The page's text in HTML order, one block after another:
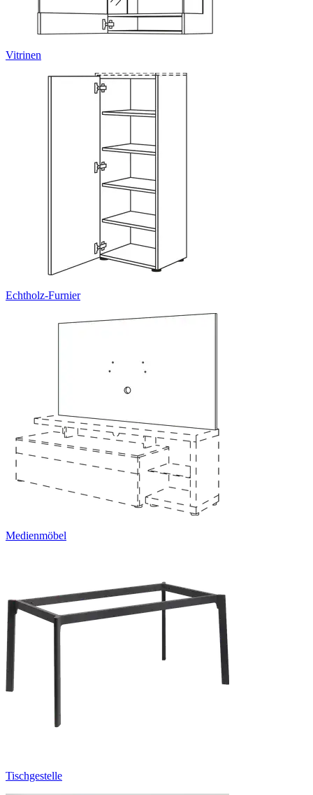
Vitrinen
Echtholz-Furnier
Medienmöbel
Tischgestelle